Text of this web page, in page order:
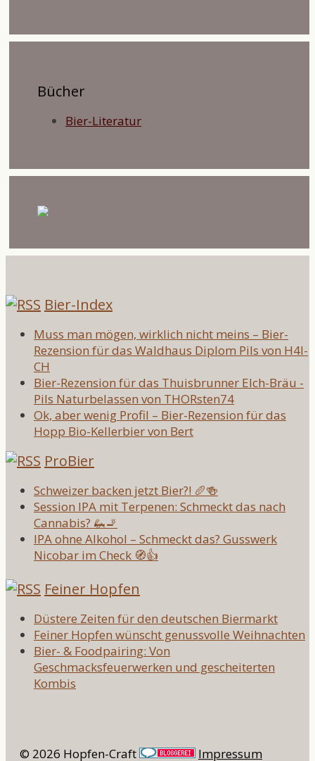
Bücher
Bier-Literatur
Bier-Index
Muss man mögen, wirklich nicht meins – Bier-
Rezension für das Waldhaus Diplom Pils von H4l-
CH
Bier-Rezension für das Thuisbrunner Elch-Bräu -
Pils Naturbelassen von THORsten74
Ok, aber wenig Profil – Bier-Rezension für das
Hopp Bio-Kellerbier von Bert
ProBier
Schweizer backen jetzt Bier?! 🥖🍻
Session IPA mit Terpenen: Schmeckt das nach
Cannabis? 🦗🚬
IPA ohne Alkohol – Schmeckt das? Gusswerk
Nicobar im Check 🧭👍
Feiner Hopfen
Düstere Zeiten für den deutschen Biermarkt
Feiner Hopfen wünscht genussvolle Weihnachten
Bier- & Foodpairing: Von
Geschmacksfeuerwerken und gescheiterten
Kombis
© 2026 Hopfen-Craft Impressum